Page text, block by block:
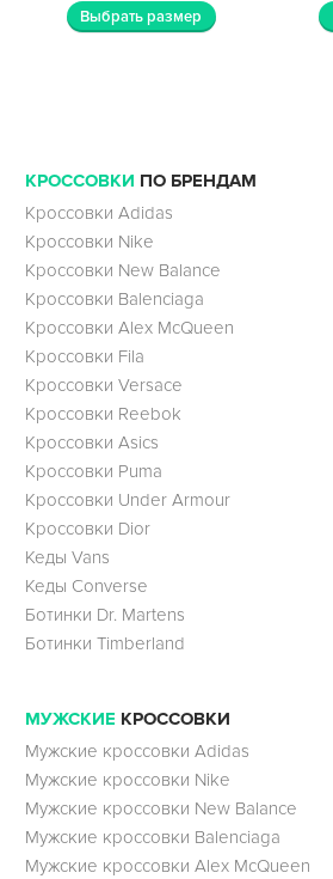
Выбрать размер
КРОССОВКИ ПО БРЕНДАМ
Кроссовки Adidas
Кроссовки Nike
Кроссовки New Balance
Кроссовки Balenciaga
Кроссовки Alex McQueen
Кроссовки Fila
Кроссовки Versace
Кроссовки Reebok
Кроссовки Asics
Кроссовки Puma
Кроссовки Under Armour
Кроссовки Dior
Кеды Vans
Кеды Converse
Ботинки Dr. Martens
Ботинки Timberland
МУЖСКИЕ КРОССОВКИ
Мужские кроссовки Adidas
Мужские кроссовки Nike
Мужские кроссовки New Balance
Мужские кроссовки Balenciaga
Мужские кроссовки Alex McQueen